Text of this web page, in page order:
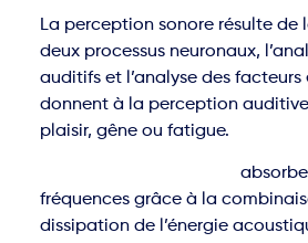
La perception sonore résulte de
deux processus neuronaux,
auditifs et l’analyse des
donnent à la perception
plaisir, gêne ou fatigue.
fréquences grâce à la
dissipation de l’énergie